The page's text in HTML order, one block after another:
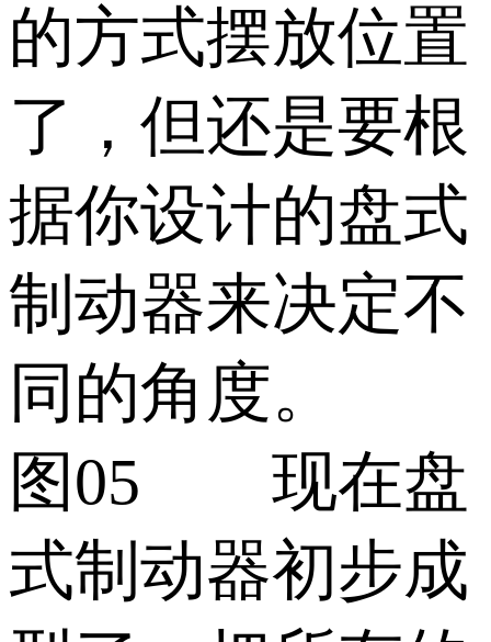
的方式摆放位置
了，但还是要根
据你设计的盘式
制动器来决定不
同的角度。
图05 现在盘
式制动器初步成